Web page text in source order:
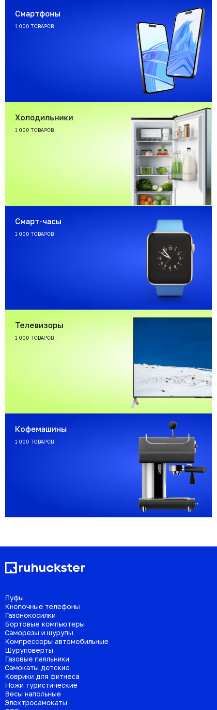
Смартфоны
1 000 ТОВАРОВ
Холодильники
1 000 ТОВАРОВ
Смарт-часы
1 000 ТОВАРОВ
Телевизоры
1 000 ТОВАРОВ
Кофемашины
1 000 ТОВАРОВ
Пуфы
Кнопочные телефоны
Газонокосилки
Бортовые компьютеры
Саморезы и шурупы
Компрессоры автомобильные
Шуруповерты
Газовые паяльники
Самокаты детские
Коврики для фитнеса
Ножи туристические
Весы напольные
Электросамокаты